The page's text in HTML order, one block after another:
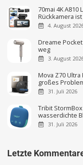
70mai 4K A810
Rückkamera
4. August
Dreame
weg
3. August
Mova Z70
großes
31. Juli 2026
Tribit
wasserdichte
31. Juli 2026
Letzte